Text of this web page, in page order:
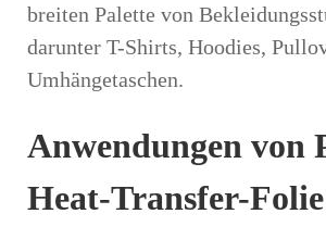
breiten Palette von
darunter T-Shirts, Hoodies,
Umhängetaschen.
Anwendungen von
Heat-Transfer-Folie